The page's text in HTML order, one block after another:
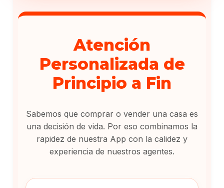
Atención
Personalizada de
Principio a Fin
Sabemos que comprar o vender una casa es
una decisión de vida. Por eso combinamos la
rapidez de nuestra App con la calidez y
experiencia de nuestros agentes.